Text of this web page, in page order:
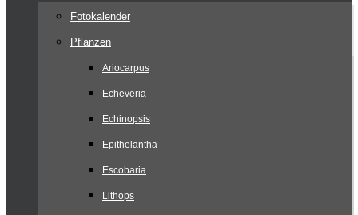
Fotokalender
Pflanzen
Ariocarpus
Echeveria
Echinopsis
Epithelantha
Escobaria
Lithops